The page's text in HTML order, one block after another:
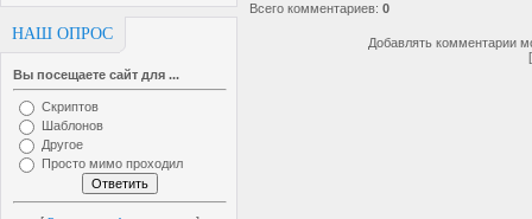
НАШ ОПРОС
Вы посещаете сайт для ...
Скриптов
Шаблонов
Другое
Просто мимо проходил
Всего комментариев: 0
Добавлять комментарии